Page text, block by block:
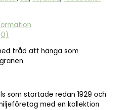
tråd att hänga som
som startade redan 1929 och
med en kollektion